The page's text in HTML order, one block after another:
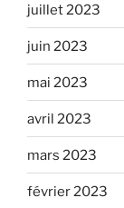
juillet 2023
juin 2023
mai 2023
avril 2023
mars 2023
février 2023